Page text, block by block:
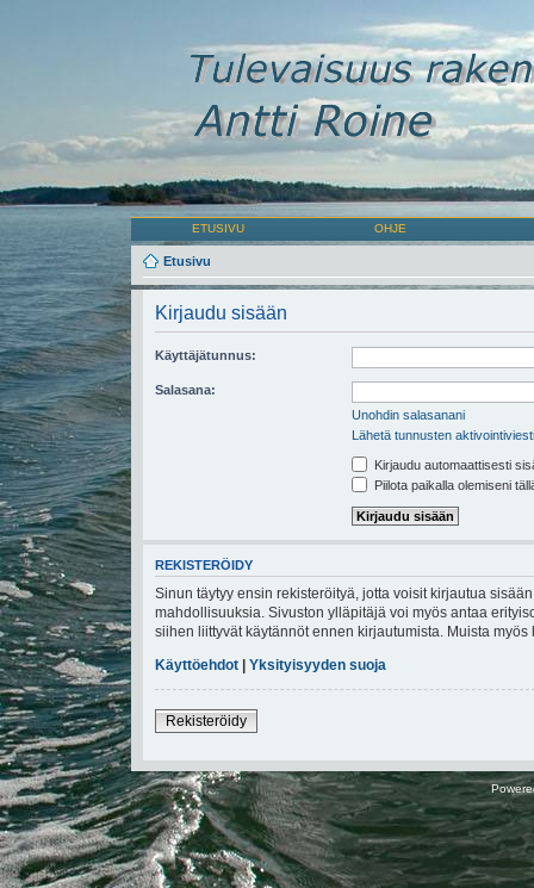
ETUSIVU OHJE
Etusivu
Kirjaudu sisään
Käyttäjätunnus:
Salasana:
Unohdin salasanani
Lähetä tunnusten
Kirjaudu automaattisesti
Piilota paikalla olemiseni
REKISTERÖIDY
Sinun täytyy ensin rekisteröityä, jotta voisit kirjautua
mahdollisuuksia. Sivuston ylläpitäjä voi myös antaa
siihen liittyvät käytännöt ennen kirjautumista. Muista
Käyttöehdot | Yksityisyyden suoja
Rekisteröidy